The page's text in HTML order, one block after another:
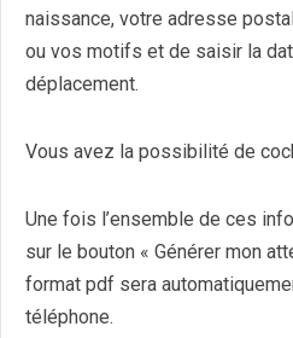
naissance, votre adresse
ou vos motifs et de saisir la
déplacement.
Vous avez la possibilité de
Une fois l’ensemble de ces
sur le bouton « Générer mon
format pdf sera
téléphone.